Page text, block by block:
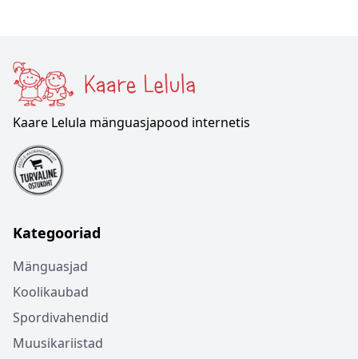
Kaare Lelula mänguasjapood internetis
Kategooriad
Mänguasjad
Koolikaubad
Spordivahendid
Muusikariistad